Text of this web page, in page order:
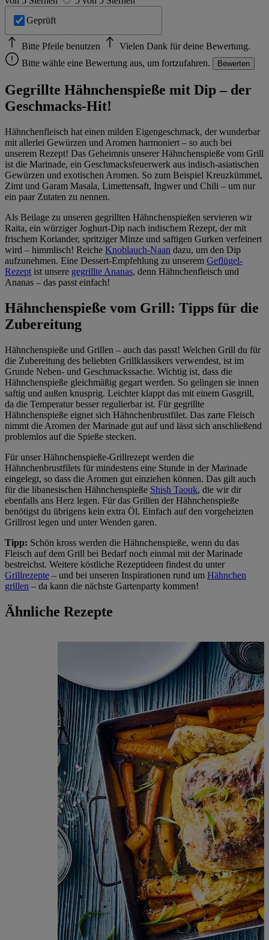
Geprüft
Bitte Pfeile benutzen
Vielen Dank für deine Bewertung.
Bitte wähle eine Bewertung aus, um fortzufahren.
Bewerten
Gegrillte Hähnchenspieße mit Dip – der
Geschmacks-Hit!
Hähnchenfleisch hat einen milden Eigengeschmack, der wunderbar
mit allerlei Gewürzen und Aromen harmoniert – so auch bei
unserem Rezept! Das Geheimnis unserer Hähnchenspieße vom Grill
ist die Marinade, ein Geschmacksfeuerwerk aus indisch-asiatischen
Gewürzen und exotischen Aromen. So zum Beispiel Kreuzkümmel,
Zimt und Garam Masala, Limettensaft, Ingwer und Chili – um nur
ein paar Zutaten zu nennen.
Als Beilage zu unseren gegrillten Hähnchenspießen servieren wir
Raita, ein würziger Joghurt-Dip nach indischem Rezept, der mit
frischem Koriander, spritziger Minze und saftigen Gurken verfeinert
wird – himmlisch! Reiche Knoblauch-Naan dazu, um den Dip
aufzunehmen. Eine Dessert-Empfehlung zu unserem Geflügel-
Rezept ist unsere gegrillte Ananas, denn Hähnchenfleisch und
Ananas – das passt einfach!
Hähnchenspieße vom Grill: Tipps für die
Zubereitung
Hähnchenspieße und Grillen – auch das passt! Welchen Grill du für
die Zubereitung des beliebten Grillklassikers verwendest, ist im
Grunde Neben- und Geschmackssache. Wichtig ist, dass die
Hähnchenspieße gleichmäßig gegart werden. So gelingen sie innen
saftig und außen knusprig. Leichter klappt das mit einem Gasgrill,
da die Temperatur besser regulierbar ist. Für gegrillte
Hähnchenspieße eignet sich Hähnchenbrustfilet. Das zarte Fleisch
nimmt die Aromen der Marinade gut auf und lässt sich anschließend
problemlos auf die Spieße stecken.
Für unser Hähnchenspieße-Grillrezept werden die
Hähnchenbrustfilets für mindestens eine Stunde in der Marinade
eingelegt, so dass die Aromen gut einziehen können. Das gilt auch
für die libanesischen Hähnchenspieße Shish Taouk, die wir dir
ebenfalls ans Herz legen. Für das Grillen der Hähnchenspieße
benötigst du übrigens kein extra Öl. Einfach auf den vorgeheizten
Grillrost legen und unter Wenden garen.
Tipp: Schön kross werden die Hähnchenspieße, wenn du das
Fleisch auf dem Grill bei Bedarf noch einmal mit der Marinade
bestreichst. Weitere köstliche Rezeptideen findest du unter
Grillrezepte – und bei unseren Inspirationen rund um Hähnchen
grillen – da kann die nächste Gartenparty kommen!
Ähnliche Rezepte